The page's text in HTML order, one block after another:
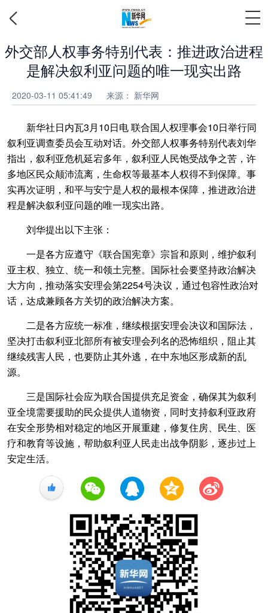
外交部人权事务特别代表：推进政治进程
是解决叙利亚问题的唯一现实出路
2020-03-11 05:41:49 来源： 新华网
新华社日内瓦3月10日电 联合国人权理事会10日举行同
叙利亚调查委员会互动对话。外交部人权事务特别代表刘华
指出，叙利亚危机延宕多年，叙利亚人民饱受战争之苦，许
多地区民众颠沛流离，生命权等最基本人权得不到保障。事
实再次证明，和平与安宁是人权的最根本保障，推进政治进
程是解决叙利亚问题的唯一现实出路。
刘华提出以下主张：
一是各方应遵守《联合国宪章》宗旨和原则，维护叙利
亚主权、独立、统一和领土完整。国际社会要坚持政治解决
大方向，推动落实安理会第2254号决议，通过包容性政治对
话，达成兼顾各方关切的政治解决方案。
二是各方应统一标准，继续根据安理会决议和国际法，
坚决打击叙利亚北部所有被安理会列名的恐怖组织，阻止其
继续残害人民，也要防止其外逃，在中东地区形成新的乱
源。
三是国际社会应为联合国提供充足资金，确保其为叙利
亚全境需要援助的民众提供人道物资，同时支持叙利亚政府
在安全形势相对稳定的地区开展重建，修复住房、民生、医
疗和教育等设施，帮助叙利亚人民走出战争阴影，逐步过上
安定生活。
+1